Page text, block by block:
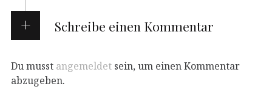
Schreibe einen Kommentar
Du musst angemeldet sein, um einen Kommentar
abzugeben.